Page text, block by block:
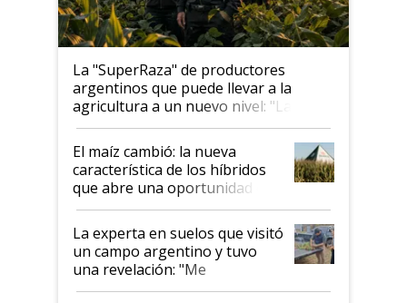
La "SuperRaza" de productores
argentinos que puede llevar a la
agricultura a un nuevo nivel: "Las
posibilidades de crecimiento son
infinitas"
El maíz cambió: la nueva
característica de los híbridos
que abre una oportunidad en
el lote
La experta en suelos que visitó
un campo argentino y tuvo
una revelación: "Me
impresionó mucho"